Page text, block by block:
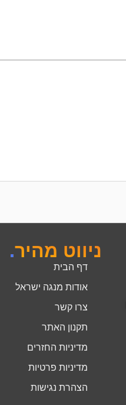
ניווט מהיר.
דף הבית
אודות מנגה ישראל
צרו קשר
תקנון האתר
מדיניות החזרים
מדיניות פרטיות
הצהרת נגישות